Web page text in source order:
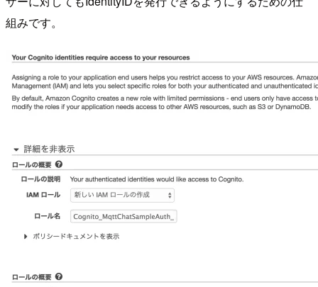
組みです。